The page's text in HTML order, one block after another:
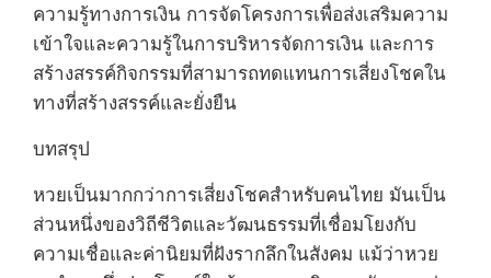
ความรู้ทางการเงิน การจัดโครงการเพื่อส่งเสริมความ
เข้าใจและความรู้ในการบริหารจัดการเงิน และการ
สร้างสรรค์กิจกรรมที่สามารถทดแทนการเสี่ยงโชคใน
ทางที่สร้างสรรค์และยั่งยืน
บทสรุป
หวยเป็นมากกว่าการเสี่ยงโชคสำหรับคนไทย มันเป็น
ส่วนหนึ่งของวิถีชีวิตและวัฒนธรรมที่เชื่อมโยงกับ
ความเชื่อและค่านิยมที่ฝังรากลึกในสังคม แม้ว่าหวย